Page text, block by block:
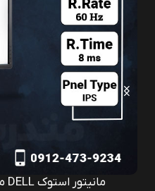
مانیتور استوک DELL مدل P2213 سایز ۲۲ اینچ